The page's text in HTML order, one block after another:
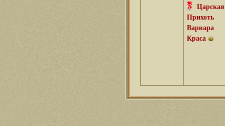
Царская
Прихоть
Варвара
Краса